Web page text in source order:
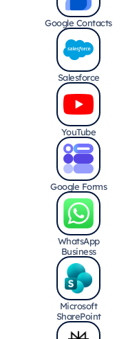
Google Contacts
Salesforce
YouTube
Google Forms
WhatsApp
Business
Microsoft
SharePoint